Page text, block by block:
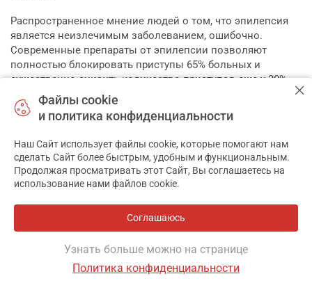
Распространенное мнение людей о том, что эпилепсия
является неизлечимым заболеванием, ошибочно.
Современные препараты от эпилепсии позволяют
полностью блокировать приступы 65% больных и
существенно снизить количество приступов еще у 20%.
Основу лечения составляет строго распланированная
длительная ежедневная лекарственная терапия с
регулярными контрольными исследованиями и
медицинскими осмотрами.
Лекарство от эпилепсии купить можно в сети аптек-
партнеров МИС Аптека 9-1-1.
Причины эпилепсии
на «симптоматическую» (когда можно обнаружить
структурный дефект головного мозга, например,
Файлы cookie
и политика конфиденциальности
Наш Сайт использует файлы cookie, которые помогают нам
сделать Сайт более быстрым, удобным и функциональным.
Продолжая просматривать этот Сайт, Вы соглашаетесь на
использование нами файлов cookie.
Соглашаюсь
Узнать больше можно на странице
Политика конфиденциальности
✕